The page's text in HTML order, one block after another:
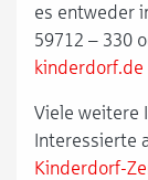
es entweder
59712 – 330
kinderdorf.de
Viele weitere
Interessierte
Kinderdorf-